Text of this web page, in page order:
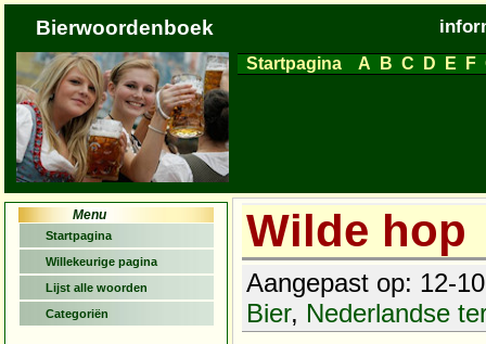
Bierwoordenboek
Startpagina A B C D E F
Menu
Startpagina
Willekeurige pagina
Lijst alle woorden
Categoriën
Wilde hop
Aangepast op: 12-
Bier, Nederlandse